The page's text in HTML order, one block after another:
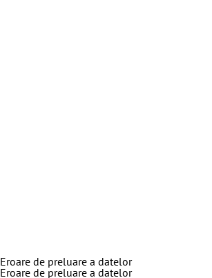
Eroare de preluare a datelor
Eroare de preluare a datelor